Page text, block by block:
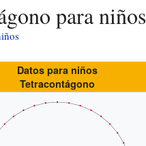
para niños
Datos para niños
Tetracontágono